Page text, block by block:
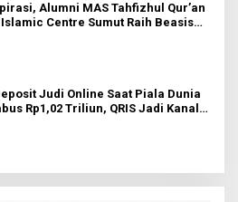
Alumni MAS Tahfizhul Qur’an
Centre Sumut Raih Beasiswa
Judi Online Saat Piala Dunia
Rp1,02 Triliun, QRIS Jadi Kanal